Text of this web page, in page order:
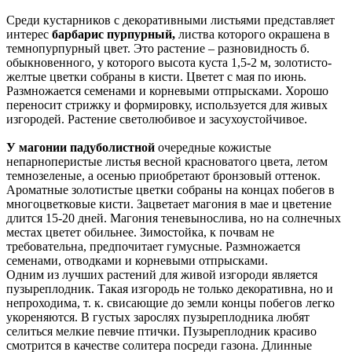
Среди кустарников с декоративными листьями представляет
интерес барбарис пурпурный, листва которого окрашена в
темно­пурпурный цвет. Это растение – разновидность б.
обыкновенного, у которого высота куста 1,5-2 м, золотисто­
желтые цветки собраны в кисти. Цветет с мая по июнь.
Размножается семенами и корневыми отпрысками. Хорошо
переносит стрижку и формировку, используется для живых
изгородей. Растение светолюбивое и засухоустойчивое.
У магонии падуболистной очередные кожистые
непарноперистые листья весной красноватого цвета, летом
темно­зеленые, а осенью приобретают бронзовый оттенок.
Ароматные золотистые цветки собраны на концах побегов в
многоцветковые кисти. Зацветает магония в мае и цветение
длится 15-20 дней. Магония теневынослива, но на солнечных
местах цветет обильнее. Зимостойка, к почвам не
требовательна, предпочитает гумусные. Размножается
семенами, отводками и корневыми отпрысками.
Одним из лучших растений для живой изгороди является
пузыреплодник. Такая изгородь не только декоративна, но и
непроходима, т. к. свисающие до земли концы побегов легко
укореняются. В густых зарослях пузыреплодника любят
селиться мелкие певчие птички. Пузыреплодник красиво
смотрится в качестве солитера посреди газона. Длинные